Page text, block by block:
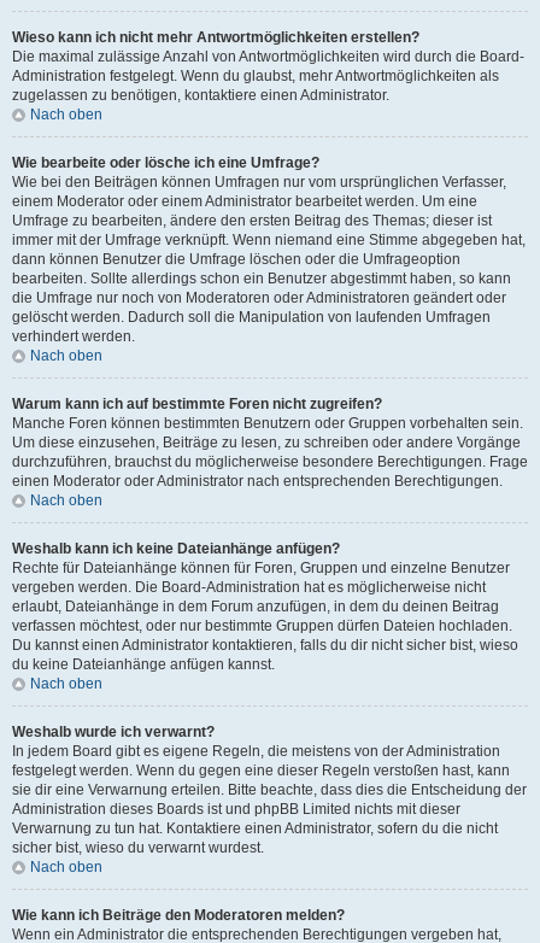
Wieso kann ich nicht mehr Antwortmöglichkeiten erstellen?
Die maximal zulässige Anzahl von Antwortmöglichkeiten wird durch die Board-
Administration festgelegt. Wenn du glaubst, mehr Antwortmöglichkeiten als
zugelassen zu benötigen, kontaktiere einen Administrator.
Nach oben
Wie bearbeite oder lösche ich eine Umfrage?
Wie bei den Beiträgen können Umfragen nur vom ursprünglichen Verfasser,
einem Moderator oder einem Administrator bearbeitet werden. Um eine
Umfrage zu bearbeiten, ändere den ersten Beitrag des Themas; dieser ist
immer mit der Umfrage verknüpft. Wenn niemand eine Stimme abgegeben hat,
dann können Benutzer die Umfrage löschen oder die Umfrageoption
bearbeiten. Sollte allerdings schon ein Benutzer abgestimmt haben, so kann
die Umfrage nur noch von Moderatoren oder Administratoren geändert oder
gelöscht werden. Dadurch soll die Manipulation von laufenden Umfragen
verhindert werden.
Nach oben
Warum kann ich auf bestimmte Foren nicht zugreifen?
Manche Foren können bestimmten Benutzern oder Gruppen vorbehalten sein.
Um diese einzusehen, Beiträge zu lesen, zu schreiben oder andere Vorgänge
durchzuführen, brauchst du möglicherweise besondere Berechtigungen. Frage
einen Moderator oder Administrator nach entsprechenden Berechtigungen.
Nach oben
Weshalb kann ich keine Dateianhänge anfügen?
Rechte für Dateianhänge können für Foren, Gruppen und einzelne Benutzer
vergeben werden. Die Board-Administration hat es möglicherweise nicht
erlaubt, Dateianhänge in dem Forum anzufügen, in dem du deinen Beitrag
verfassen möchtest, oder nur bestimmte Gruppen dürfen Dateien hochladen.
Du kannst einen Administrator kontaktieren, falls du dir nicht sicher bist, wieso
du keine Dateianhänge anfügen kannst.
Nach oben
Weshalb wurde ich verwarnt?
In jedem Board gibt es eigene Regeln, die meistens von der Administration
festgelegt werden. Wenn du gegen eine dieser Regeln verstoßen hast, kann
sie dir eine Verwarnung erteilen. Bitte beachte, dass dies die Entscheidung der
Administration dieses Boards ist und phpBB Limited nichts mit dieser
Verwarnung zu tun hat. Kontaktiere einen Administrator, sofern du die nicht
sicher bist, wieso du verwarnt wurdest.
Nach oben
Wie kann ich Beiträge den Moderatoren melden?
Wenn ein Administrator die entsprechenden Berechtigungen vergeben hat,